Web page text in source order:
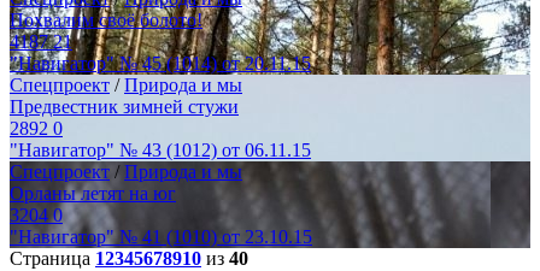
Похвалим своё болото!
418721
"Навигатор" № 45 (1014) от 20.11.15
Спецпроект /Природа и мы
Предвестник зимней стужи
2892 0
"Навигатор" № 43 (1012) от 06.11.15
Спецпроект /Природа и мы
Орланы летят на юг
32040
"Навигатор" № 41 (1010) от 23.10.15
Страница 12345678910 из 40